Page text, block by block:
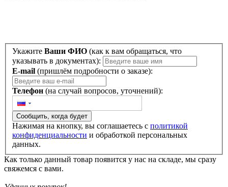
Укажите Ваши ФИО
указывать в документах):
E-mail (пришлём подробности о заказе):
Телефон (на случай вопросов, уточнений):
Сообщить, когда будет
Нажимая на кнопку, вы соглашаетесь с политикой
конфиденциальности
данных.
Как только данный товар появится у нас на складе, мы сразу
свяжемся с вами.